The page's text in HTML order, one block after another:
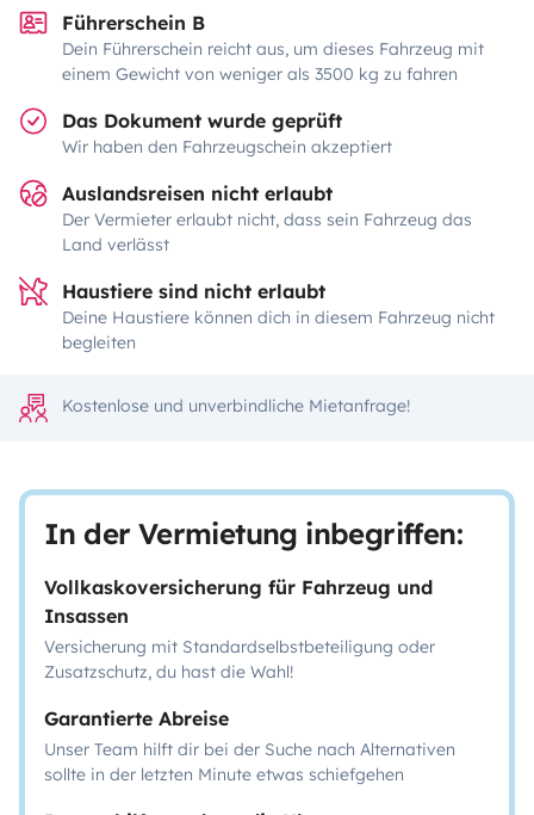
Führerschein B
Dein Führerschein reicht aus, um dieses Fahrzeug mit
einem Gewicht von weniger als 3500 kg zu fahren
Das Dokument wurde geprüft
Wir haben den Fahrzeugschein akzeptiert
Auslandsreisen nicht erlaubt
Der Vermieter erlaubt nicht, dass sein Fahrzeug das
Land verlässt
Haustiere sind nicht erlaubt
Deine Haustiere können dich in diesem Fahrzeug nicht
begleiten
Kostenlose und unverbindliche Mietanfrage!
In der Vermietung inbegriffen:
Vollkaskoversicherung für Fahrzeug und
Insassen
Versicherung mit Standardselbstbeteiligung oder
Zusatzschutz, du hast die Wahl!
Garantierte Abreise
Unser Team hilft dir bei der Suche nach Alternativen
sollte in der letzten Minute etwas schiefgehen